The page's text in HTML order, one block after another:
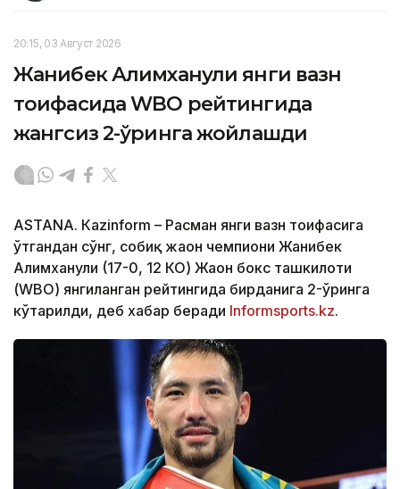
20:15, 03 Август 2026
Жанибек Алимханули янги вазн
тоифасида WBO рейтингида
жангсиз 2-ўринга жойлашди
ASTANА. Кazinform – Расман янги вазн тоифасига
ўтгандан сўнг, собиқ жаҳон чемпиони Жанибек
Алимханули (17-0, 12 КО) Жаҳон бокс ташкилоти
(WBО) янгиланган рейтингида бирданига 2-ўринга
кўтарилди, деб хабар беради Informsports.kz.